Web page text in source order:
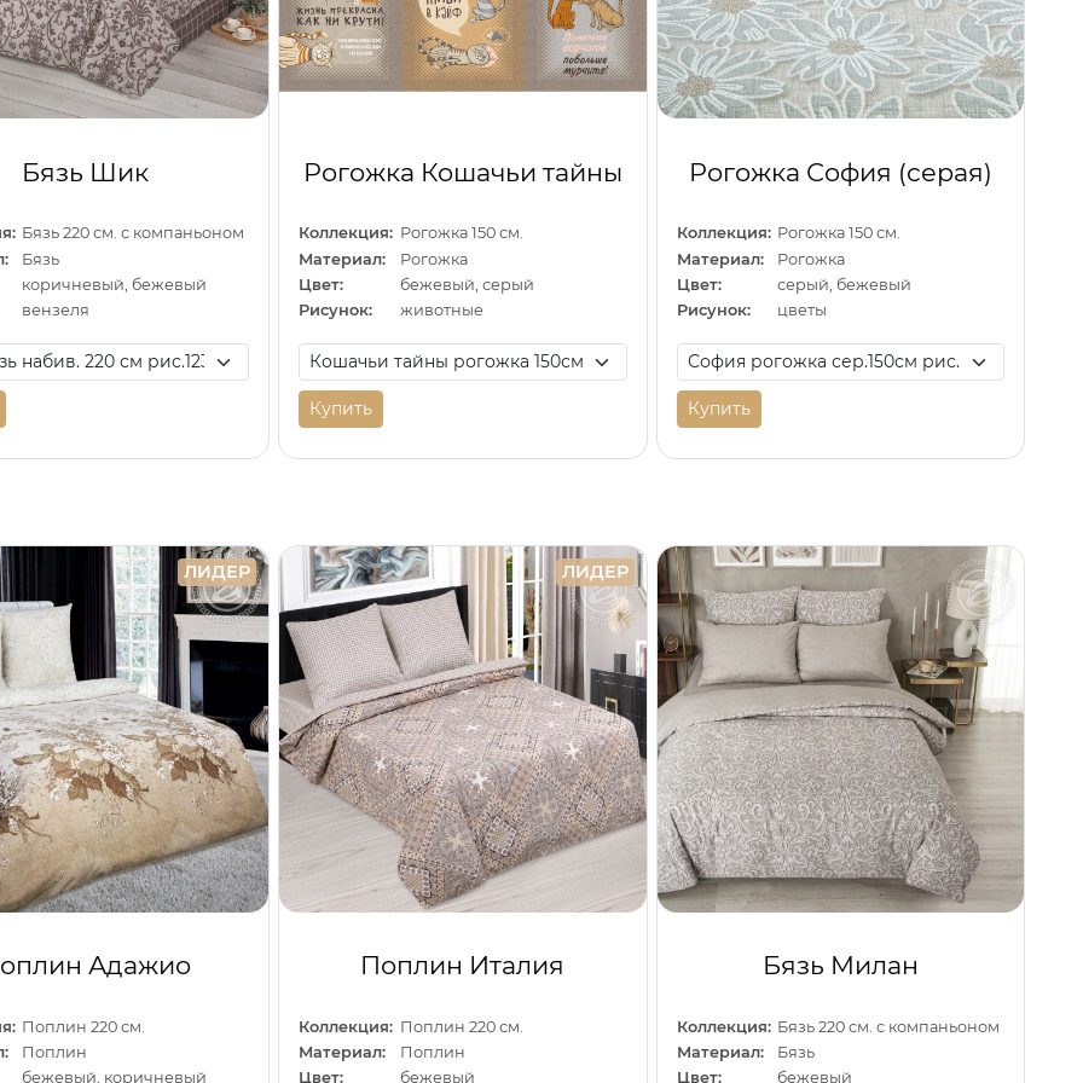
Бязь Шик
Бязь 220 см. с компаньоном
Бязь
коричневый, бежевый
вензеля
Рогожка Кошачьи тайны
Коллекция: Рогожка 150 см.
Материал:
Рогожка
Цвет:
бежевый, серый
Рисунок:
животные
Купить
Рогожка София (серая)
Коллекция: Рогожка 150 см.
Материал:
Рогожка
Цвет:
серый, бежевый
Рисунок:
цветы
Купить
ЛИДЕР
Адажио
Поплин 220 см.
Поплин
бежевый, коричневый
ЛИДЕР
Поплин Италия
Коллекция: Поплин 220 см.
Материал:
Поплин
Цвет:
бежевый
Бязь Милан
Коллекция: Бязь 220 см. с компаньоном
Материал:
Бязь
Цвет:
бежевый